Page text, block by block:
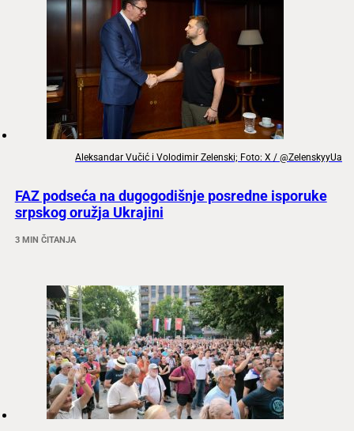
Aleksandar Vučić i Volodimir Zelenski; Foto: X / @ZelenskyyUa
FAZ podseća na dugogodišnje posredne isporuke
srpskog oružja Ukrajini
3 MIN ČITANJA